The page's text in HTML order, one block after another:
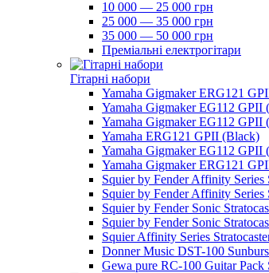
10 000 — 25 000 грн
25 000 — 35 000 грн
35 000 — 50 000 грн
Преміальні електрогітари
Гітарні набори
Yamaha Gigmaker ERG121
Yamaha Gigmaker EG112 GPII
Yamaha Gigmaker EG112 GPII
Yamaha ERG121 GPII (Black)
Yamaha Gigmaker EG112 GPII
Yamaha Gigmaker ERG121
Squier by Fender Affinity
Squier by Fender Affinity
Squier by Fender Sonic
Squier by Fender Sonic
Squier Affinity Series
Donner Music DST-100
Gewa pure RC-100 Guitar Pack